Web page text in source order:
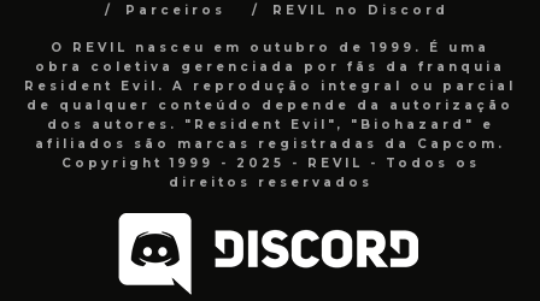
Parceiros
REVIL no Discord
O REVIL nasceu em outubro de 1999. É uma
obra coletiva gerenciada por fãs da franquia
Resident Evil. A reprodução integral ou parcial
de qualquer conteúdo depende da autorização
dos autores. "Resident Evil", "Biohazard" e
afiliados são marcas registradas da Capcom.
Copyright 1999 - 2025 - REVIL - Todos os
direitos reservados